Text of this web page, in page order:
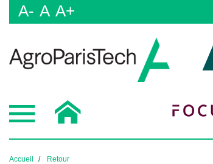
A- A A+
Accueil Retour